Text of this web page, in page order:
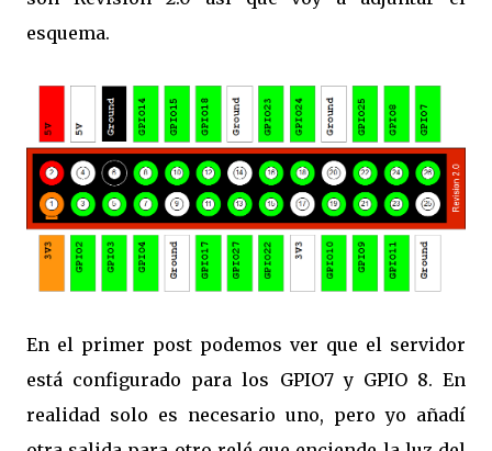
esquema.
En el primer post podemos ver que el servidor
está configurado para los GPIO7 y GPIO 8. En
realidad solo es necesario uno, pero yo añadí